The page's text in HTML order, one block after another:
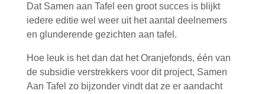
Dat Samen aan Tafel een groot succes is blijkt
iedere editie wel weer uit het aantal deelnemers
en glunderende gezichten aan tafel.
Hoe leuk is het dan dat het Oranjefonds, één van
de subsidie verstrekkers voor dit project, Samen
Aan Tafel zo bijzonder vindt dat ze er aandacht